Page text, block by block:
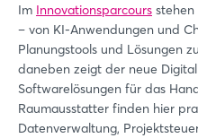
Im Innovationsparcours stehen
– von KI-Anwendungen und
Planungstools und Lösungen
daneben zeigt der neue
Softwarelösungen für das
Raumausstatter finden hier
Datenverwaltung,